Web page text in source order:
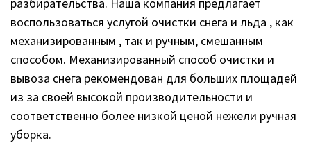
воспользоваться услугой очистки снега и льда , как
механизированным , так и ручным, смешанным
способом. Механизированный способ очистки и
вывоза снега рекомендован для больших площадей
из за своей высокой производительности и
соответственно более низкой ценой нежели ручная
уборка.